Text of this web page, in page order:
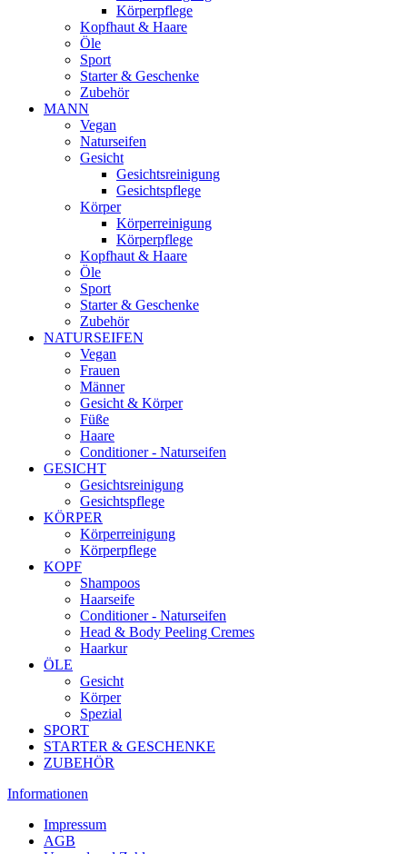
Körperpflege
Kopfhaut & Haare
Öle
Sport
Starter & Geschenke
Zubehör
MANN
Vegan
Naturseifen
Gesicht
Gesichtsreinigung
Gesichtspflege
Körper
Körperreinigung
Körperpflege
Kopfhaut & Haare
Öle
Sport
Starter & Geschenke
Zubehör
NATURSEIFEN
Vegan
Frauen
Männer
Gesicht & Körper
Füße
Haare
Conditioner - Naturseifen
GESICHT
Gesichtsreinigung
Gesichtspflege
KÖRPER
Körperreinigung
Körperpflege
KOPF
Shampoos
Haarseife
Conditioner - Naturseifen
Head & Body Peeling Cremes
Haarkur
ÖLE
Gesicht
Körper
Spezial
SPORT
STARTER & GESCHENKE
ZUBEHÖR
Informationen
Impressum
AGB